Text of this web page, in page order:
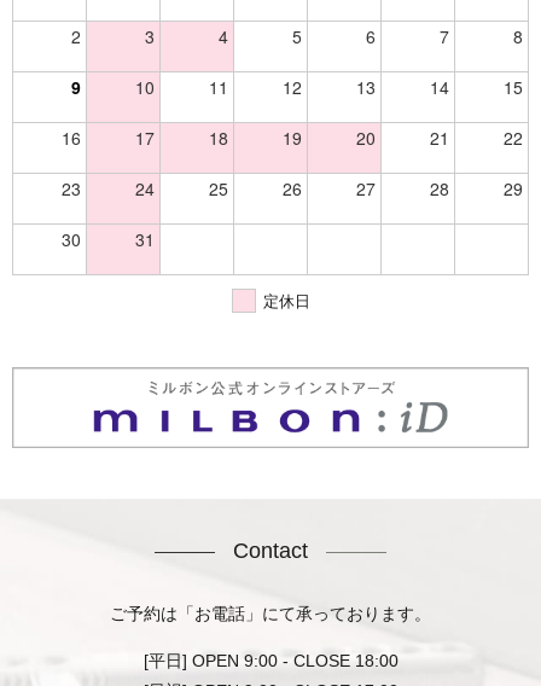
2 3 4 5 6 7 8
9 10 11 12 13 14 15
16 17 18 19 20 21 22
23 24 25 26 27 28 29
30 31
定休日
Contact
ご予約は「お電話」にて承っております。
[平日] OPEN 9:00 - CLOSE 18:00